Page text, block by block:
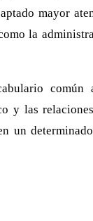
mayor
la
común
y las
un